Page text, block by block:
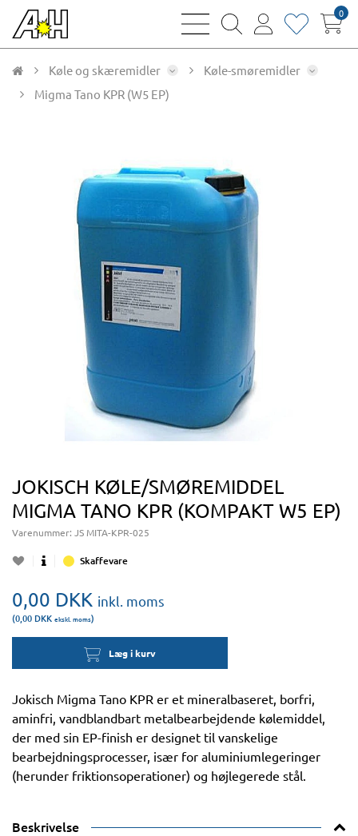
bars
magnifying
user
heart0
Køle og skæremidler
Køle-smøremidler
Migma Tano KPR (W5 EP)
JOKISCH KØLE/SMØREMIDDEL
MIGMA TANO KPR (KOMPAKT W5 EP)
Varenummer: JS MITA-KPR-025
Skaffevare
0,00 DKK inkl. moms
(0,00 DKK ekskl. moms)
Læg i kurv
Jokisch Migma Tano KPR er et mineralbaseret, borfri,
aminfri, vandblandbart metalbearbejdende kølemiddel,
der med sin EP-finish er designet til vanskelige
bearbejdningsprocesser, især for aluminiumlegeringer
(herunder friktionsoperationer) og højlegerede stål.
Beskrivelse